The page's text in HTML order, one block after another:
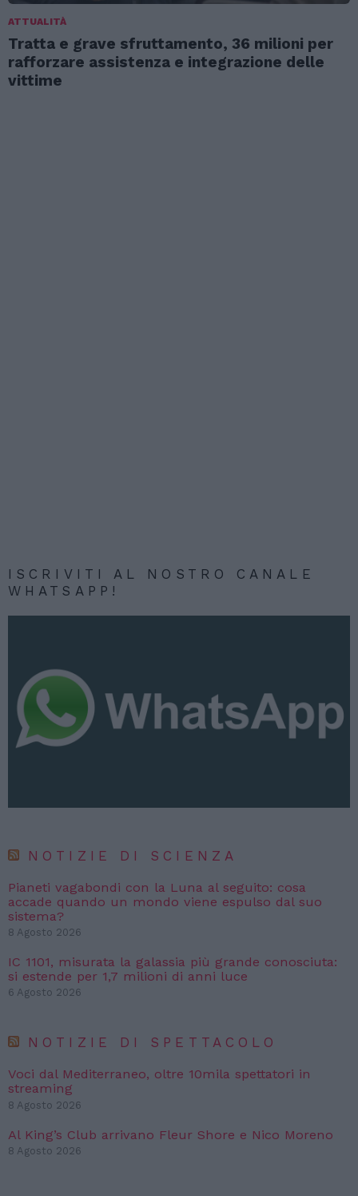
ATTUALITÀ
Tratta e grave sfruttamento, 36 milioni per
rafforzare assistenza e integrazione delle
vittime
ISCRIVITI AL NOSTRO CANALE
WHATSAPP!
NOTIZIE DI SCIENZA
Pianeti vagabondi con la Luna al seguito: cosa
accade quando un mondo viene espulso dal suo
sistema?
8 Agosto 2026
IC 1101, misurata la galassia più grande conosciuta:
si estende per 1,7 milioni di anni luce
6 Agosto 2026
NOTIZIE DI SPETTACOLO
Voci dal Mediterraneo, oltre 10mila spettatori in
streaming
8 Agosto 2026
Al King’s Club arrivano Fleur Shore e Nico Moreno
8 Agosto 2026